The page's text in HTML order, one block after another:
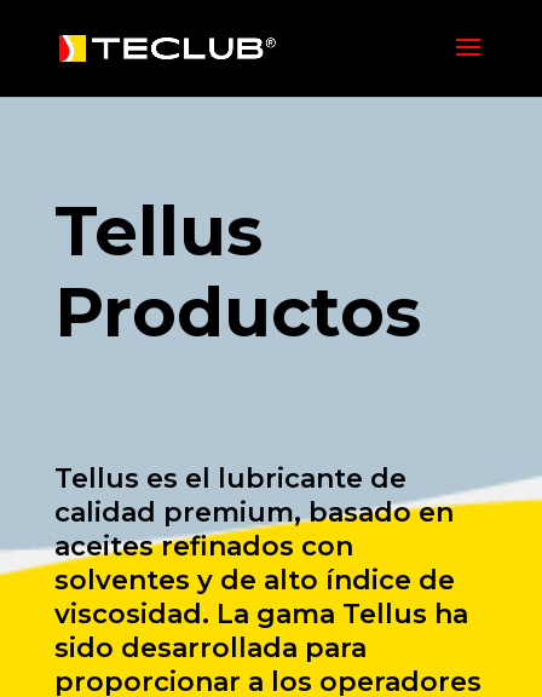
Tellus
Productos
Tellus es el lubricante de
calidad premium, basado en
aceites refinados con
solventes y de alto índice de
viscosidad. La gama Tellus ha
sido desarrollada para
proporcionar a los operadores